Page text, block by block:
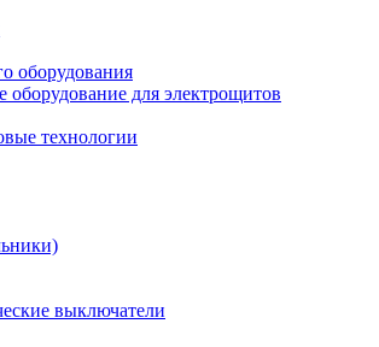
оборудования
оборудование для электрощитов
технологии
выключатели